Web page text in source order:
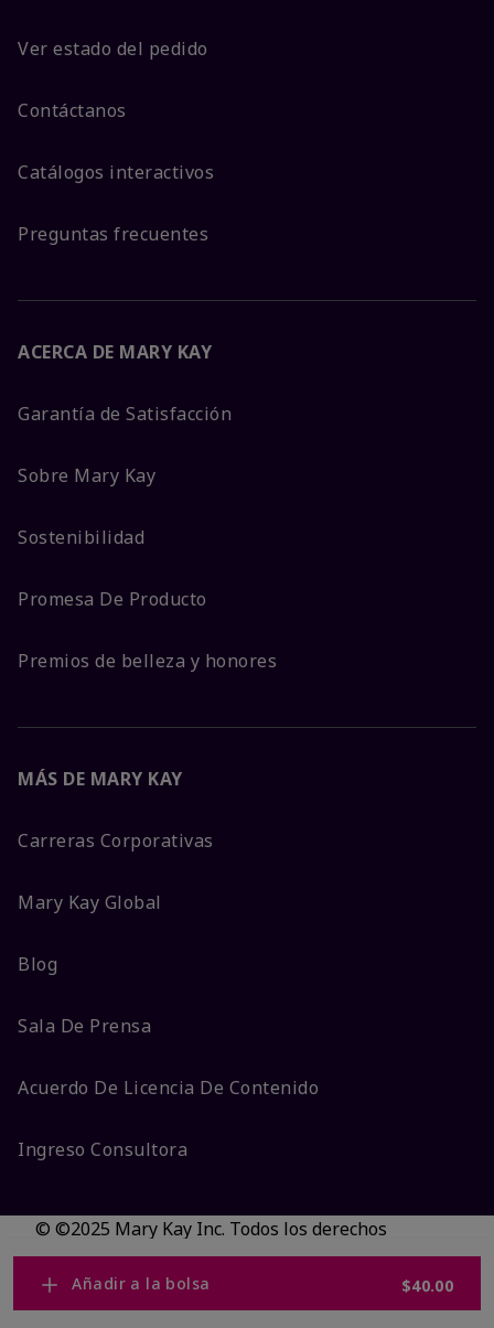
Añadir a la bolsa $40.00
Ver estado del pedido
Contáctanos
Catálogos interactivos
Preguntas frecuentes
ACERCA DE MARY KAY
Garantía de Satisfacción
Sobre Mary Kay
Sostenibilidad
Promesa De Producto
Premios de belleza y honores
MÁS DE MARY KAY
Carreras Corporativas
Mary Kay Global
Blog
Sala De Prensa
Acuerdo De Licencia De Contenido
Ingreso Consultora
© ©2025 Mary Kay Inc. Todos los derechos
reservados.
No vender/Preferencias de cookies